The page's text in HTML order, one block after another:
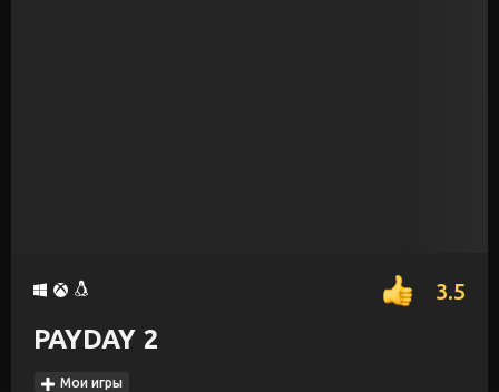
3.5
PAYDAY 2
Мои игры